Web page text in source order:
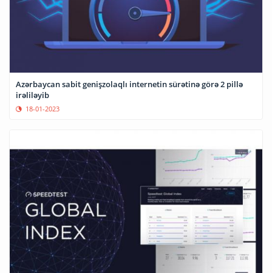
Azərbaycan sabit genişzolaqlı internetin sürətinə görə 2 pillə
irəliləyib
18-01-2023